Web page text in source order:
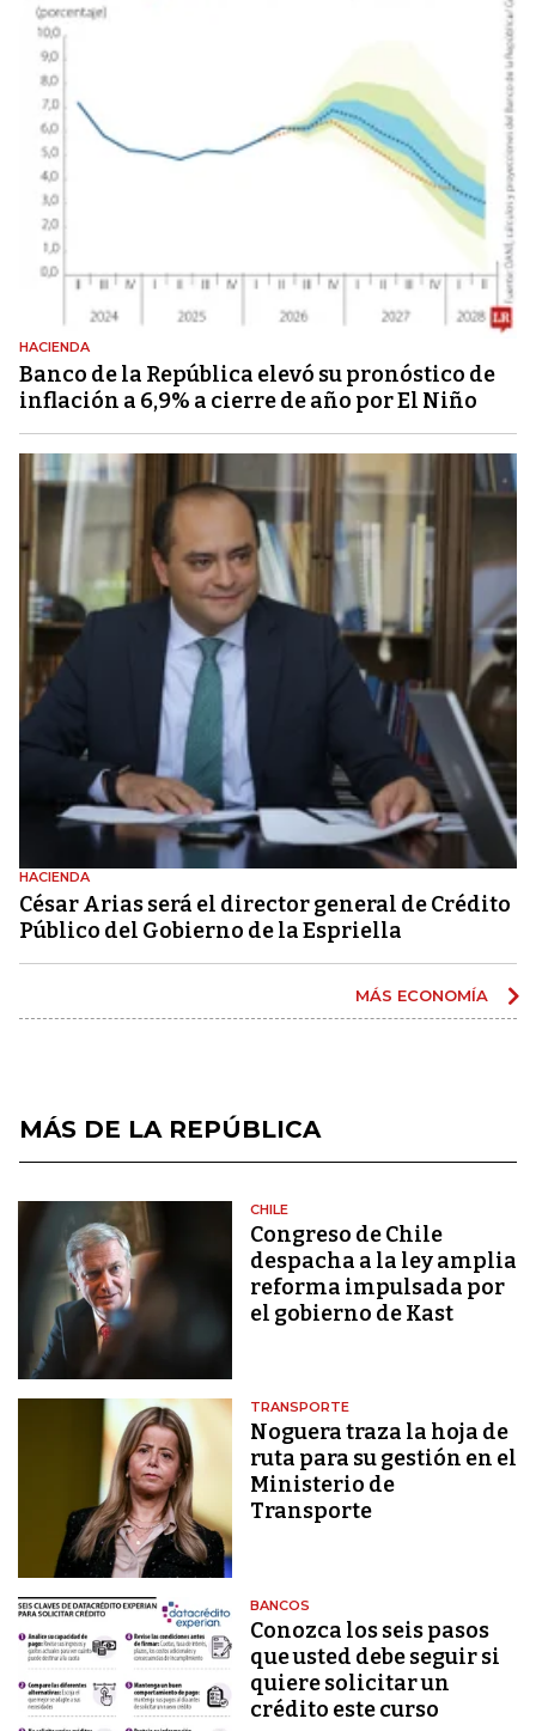
HACIENDA
Banco de la República elevó su pronóstico de
inflación a 6,9% a cierre de año por El Niño
HACIENDA
César Arias será el director general de Crédito
Público del Gobierno de la Espriella
MÁS ECONOMÍA
MÁS DE LA REPÚBLICA
CHILE
Congreso de Chile
despacha a la ley amplia
reforma impulsada por
el gobierno de Kast
TRANSPORTE
Noguera traza la hoja de
ruta para su gestión en el
Ministerio de
Transporte
BANCOS
Conozca los seis pasos
que usted debe seguir si
quiere solicitar un
crédito este curso